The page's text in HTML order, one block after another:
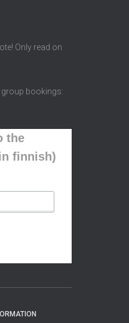
Only read on
bookings:
the
finnish)